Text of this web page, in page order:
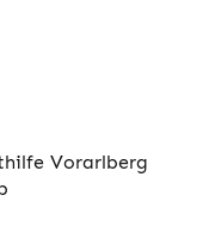
Vorarlberg